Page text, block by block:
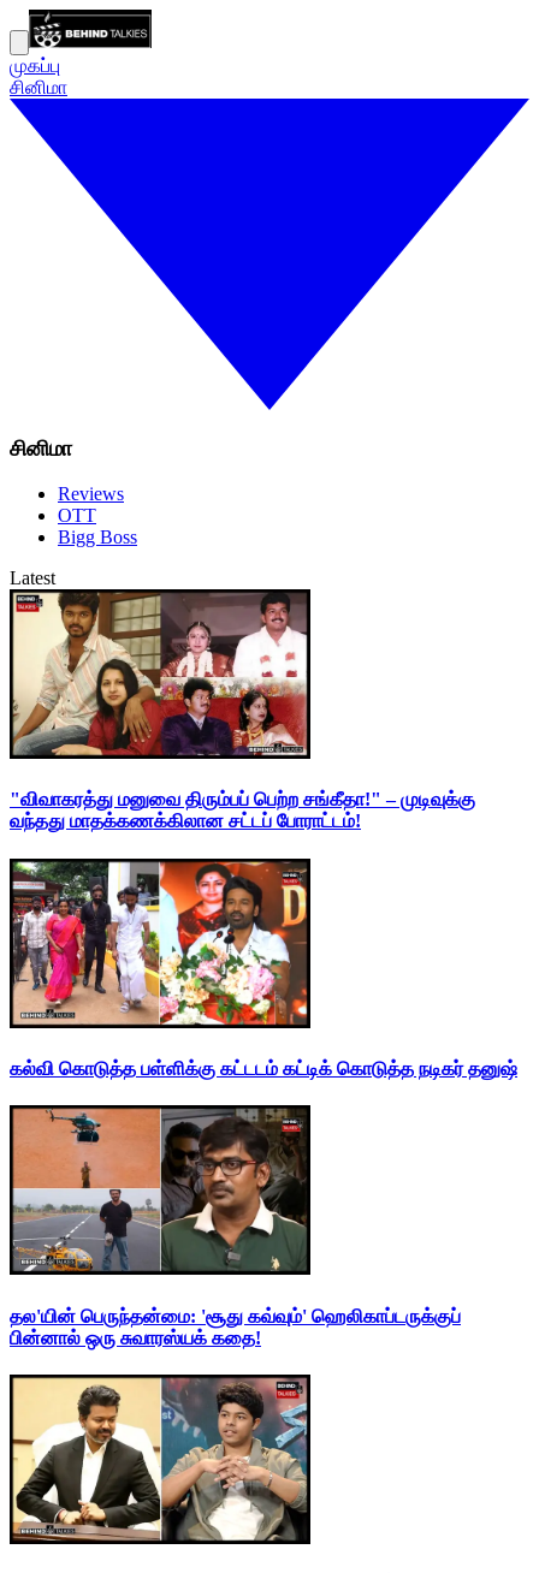
முகப்பு
சினிமா
சினிமா
Reviews
OTT
Bigg Boss
Latest
"விவாகரத்து மனுவை திரும்பப் பெற்ற சங்கீதா!" – முடிவுக்கு
வந்தது மாதக்கணக்கிலான சட்டப் போராட்டம்!
கல்வி கொடுத்த பள்ளிக்கு கட்டடம் கட்டிக் கொடுத்த நடிகர் தனுஷ்
தல'யின் பெருந்தன்மை: 'சூது கவ்வும்' ஹெலிகாப்டருக்குப்
பின்னால் ஒரு சுவாரஸ்யக் கதை!